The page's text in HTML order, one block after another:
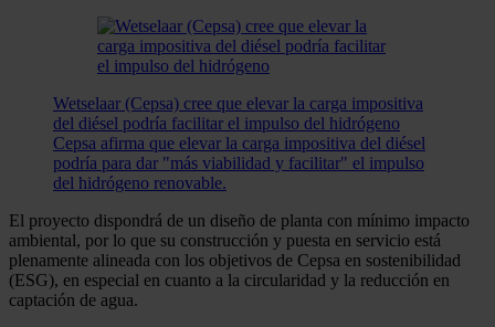
Wetselaar (Cepsa) cree que elevar la carga impositiva
del diésel podría facilitar el impulso del hidrógeno
Cepsa afirma que elevar la carga impositiva del diésel
podría para dar "más viabilidad y facilitar" el impulso
del hidrógeno renovable.
El proyecto dispondrá de un diseño de planta con mínimo impacto
ambiental, por lo que su construcción y puesta en servicio está
plenamente alineada con los objetivos de Cepsa en sostenibilidad
(ESG), en especial en cuanto a la circularidad y la reducción en
captación de agua.